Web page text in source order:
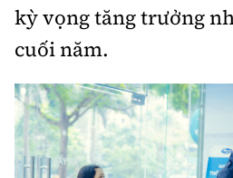
Tòa soạn: Số 2 Nguyễn Công
Hà Nội.
Liên hệ quảng cáo phát hành:
Email: bandoc@baoxaydung.vn
kỳ vọng tăng trưởng
cuối năm.